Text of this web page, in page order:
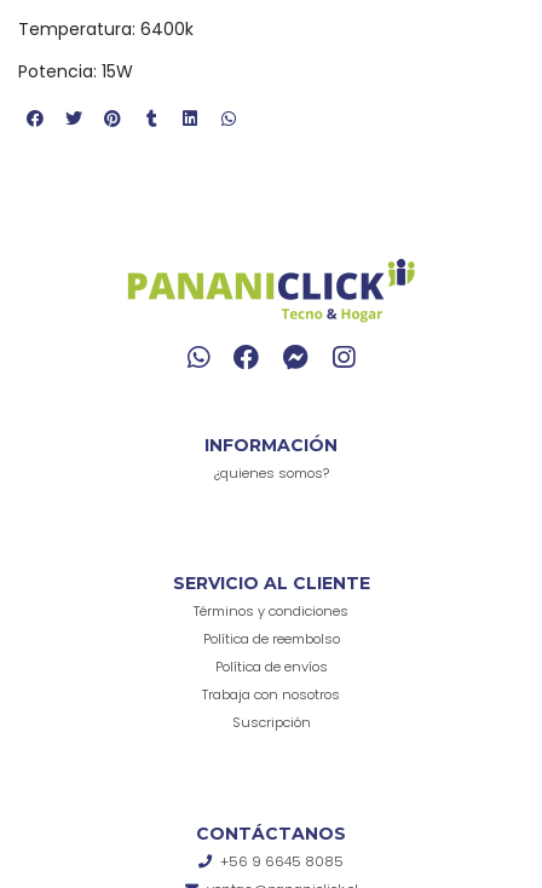
Temperatura: 6400k
Potencia: 15W
INFORMACIÓN
¿quienes somos?
SERVICIO AL CLIENTE
Términos y condiciones
Política de reembolso
Política de envíos
Trabaja con nosotros
Suscripción
CONTÁCTANOS
+56 9 6645 8085